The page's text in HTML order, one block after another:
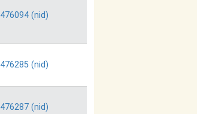
476094 (nid)
476285 (nid)
476287 (nid)